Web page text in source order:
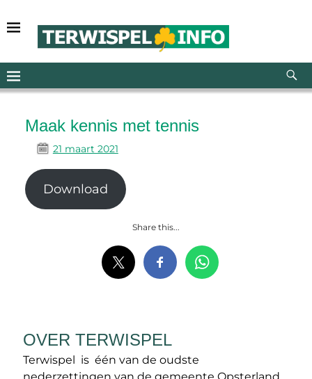
Maak kennis met tennis
21 maart 2021
Download
Share this...
OVER TERWISPEL
Terwispel is één van de oudste